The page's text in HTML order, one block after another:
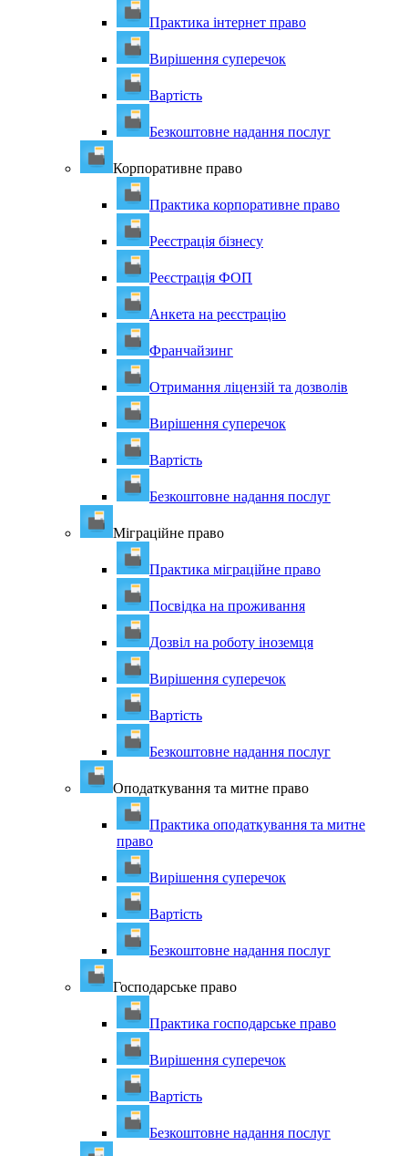
Практика інтернет право
Вирішення суперечок
Вартість
Безкоштовне надання послуг
Корпоративне право
Практика корпоративне право
Реєстрація бізнесу
Реєстрація ФОП
Анкета на реєстрацію
Франчайзинг
Отримання ліцензій та дозволів
Вирішення суперечок
Вартість
Безкоштовне надання послуг
Міграційне право
Практика міграційне право
Посвідка на проживання
Дозвіл на роботу іноземця
Вирішення суперечок
Вартість
Безкоштовне надання послуг
Оподаткування та митне право
Практика оподаткування та митне
право
Вирішення суперечок
Вартість
Безкоштовне надання послуг
Господарське право
Практика господарське право
Вирішення суперечок
Вартість
Безкоштовне надання послуг